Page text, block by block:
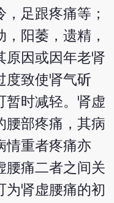
足跟疼痛等；
阳萎，遗精，
原因或因年老肾
度致使肾气斫
暂时减轻。肾虚
腰部疼痛，其病
情重者疼痛亦
腰痛二者之间关
为肾虚腰痛的初